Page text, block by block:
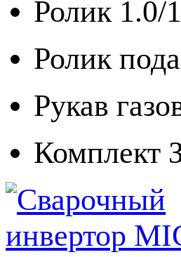
Ролик
Ролик
Рукав